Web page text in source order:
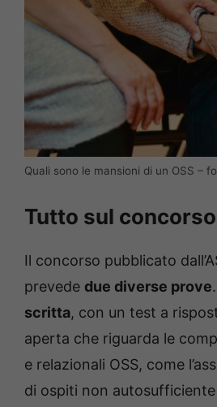
Quali sono le mansioni di un OSS –
Tutto sul
Il concorso pubblicato
prevede due diverse prove
scritta, con un test a
aperta che riguarda le
e relazionali OSS, come
di ospiti non